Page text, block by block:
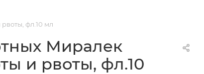
фл.10 мл
Миралек
и рвоты, фл.10